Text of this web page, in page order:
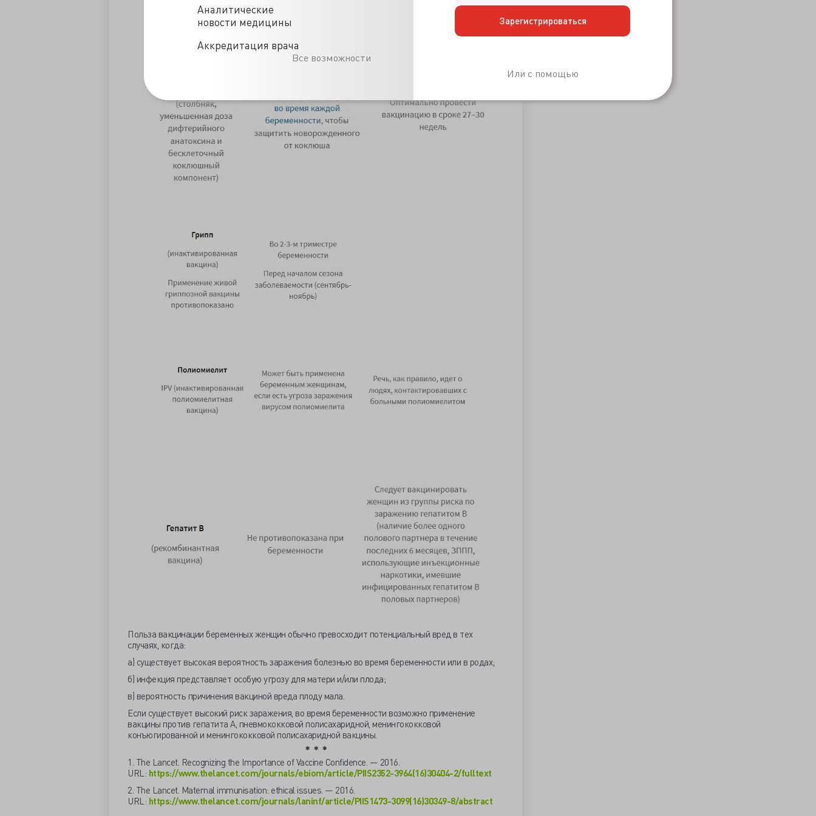
Аналитические
новости медицины
Аккредитация врача
Все возможности
Зарегистрироваться
Или с помощью
Польза вакцинации беременных женщин обычно превосходит потенциальный вред в тех
случаях, когда:
а) существует высокая вероятность заражения болезнью во время беременности или в родах;
б) инфекция представляет особую угрозу для матери и/или плода;
в) вероятность причинения вакциной вреда плоду мала.
Если существует высокий риск заражения, во время беременности возможно применение
вакцины против гепатита А, пневмококковой полисахаридной, менингококковой
конъюгированной и менингококковой полисахаридной вакцины.
1. The Lancet. Recognizing the Importance of Vaccine Confidence. — 2016.
URL: https://www.thelancet.com/journals/ebiom/article/PIIS2352-3964(16)30404-2/fulltext
2. The Lancet. Maternal immunisation: ethical issues. — 2016.
URL: https://www.thelancet.com/journals/laninf/article/PIIS1473-3099(16)30349-8/abstract